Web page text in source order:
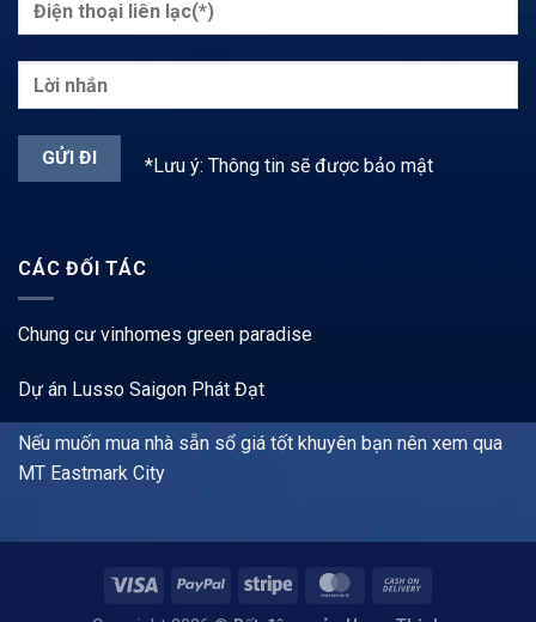
*Lưu ý: Thông tin sẽ được bảo mật
CÁC ĐỐI TÁC
Chung cư vinhomes green paradise
Dự án Lusso Saigon Phát Đạt
Nếu muốn mua nhà sẵn sổ giá tốt khuyên bạn nên xem qua
MT Eastmark City